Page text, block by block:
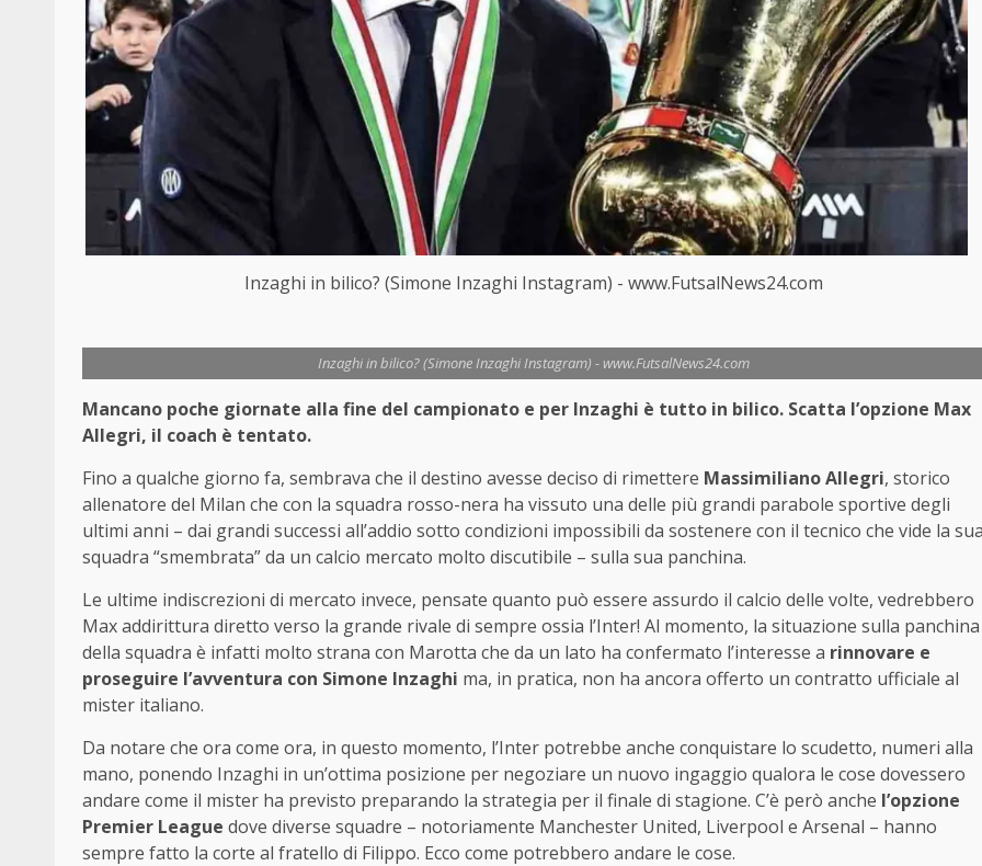
Inzaghi in bilico? (Simone Inzaghi Instagram) - www.FutsalNews24.com
Inzaghi in bilico? (Simone Inzaghi Instagram) - www.FutsalNews24.com
Mancano poche giornate alla fine del campionato e per Inzaghi è tutto in bilico. Scatta l’opzione Max
Allegri, il coach è tentato.
Fino a qualche giorno fa, sembrava che il destino avesse deciso di rimettere Massimiliano Allegri, storico
allenatore del Milan che con la squadra rosso-nera ha vissuto una delle più grandi parabole sportive degli
ultimi anni – dai grandi successi all’addio sotto condizioni impossibili da sostenere con il tecnico che vide la
squadra “smembrata” da un calcio mercato molto discutibile – sulla sua panchina.
Le ultime indiscrezioni di mercato invece, pensate quanto può essere assurdo il calcio delle volte, vedrebbero
Max addirittura diretto verso la grande rivale di sempre ossia l’Inter! Al momento, la situazione sulla panchina
della squadra è infatti molto strana con Marotta che da un lato ha confermato l’interesse a rinnovare e
proseguire l’avventura con Simone Inzaghi ma, in pratica, non ha ancora offerto un contratto ufficiale al
mister italiano.
Da notare che ora come ora, in questo momento, l’Inter potrebbe anche conquistare lo scudetto, numeri alla
mano, ponendo Inzaghi in un’ottima posizione per negoziare un nuovo ingaggio qualora le cose dovessero
andare come il mister ha previsto preparando la strategia per il finale di stagione. C’è però anche l’opzione
Premier League dove diverse squadre – notoriamente Manchester United, Liverpool e Arsenal – hanno
sempre fatto la corte al fratello di Filippo. Ecco come potrebbero andare le cose.